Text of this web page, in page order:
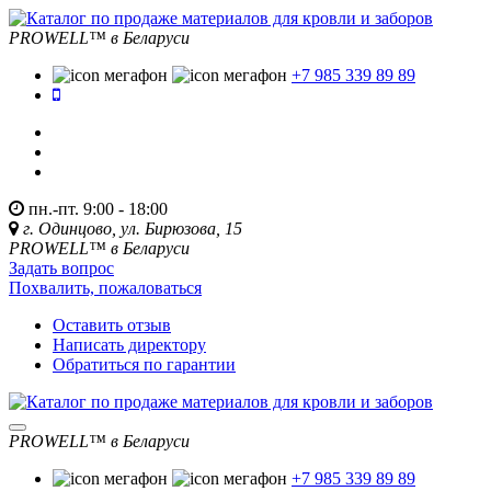
PROWELL™ в Беларуси
+7 985 339 89 89
пн.-пт. 9:00 - 18:00
г. Одинцово, ул. Бирюзова, 15
PROWELL™ в Беларуси
Задать вопрос
Похвалить, пожаловаться
Оставить отзыв
Написать директору
Обратиться по гарантии
PROWELL™ в Беларуси
+7 985 339 89 89